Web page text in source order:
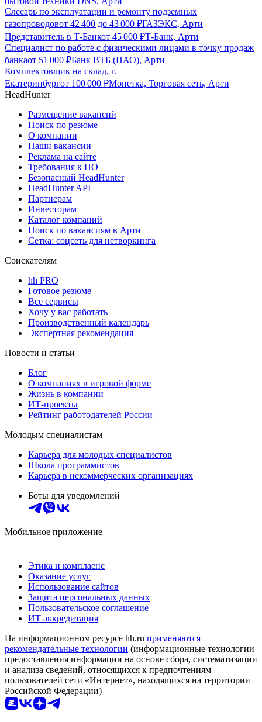
Слесарь по эксплуатации и ремонту подземных
газопроводовот 42 400 до 43 000 ₽ГАЗЭКС, Арти
Представитель в Т-Банкот 45 000 ₽Т-Банк, Арти
Специалист по работе с физическими лицами в точку продаж
банкаот 51 000 ₽Банк ВТБ (ПАО), Арти
Комплектовщик на склад, г.
Екатеринбургот 100 000 ₽Монетка, Торговая сеть, Арти
HeadHunter
Размещение вакансий
Поиск по резюме
О компании
Наши вакансии
Реклама на сайте
Требования к ПО
Безопасный HeadHunter
HeadHunter API
Партнерам
Инвесторам
Каталог компаний
Поиск по вакансиям в Арти
Сетка: соцсеть для нетворкинга
Соискателям
hh PRO
Готовое резюме
Все сервисы
Хочу у вас работать
Производственный календарь
Экспертная рекомендация
Новости и статьи
Блог
О компаниях в игровой форме
Жизнь в компании
ИТ-проекты
Рейтинг работодателей России
Молодым специалистам
Карьера для молодых специалистов
Школа программистов
Карьера в некоммерческих организациях
Боты для уведомлений
Мобильное приложение
Этика и комплаенс
Оказание услуг
Использование сайтов
Защита персональных данных
Пользовательское соглашение
ИТ аккредитация
На информационном ресурсе hh.ru применяются
рекомендательные технологии (информационные технологии
предоставления информации на основе сбора, систематизации
и анализа сведений, относящихся к предпочтениям
пользователей сети «Интернет», находящихся на территории
Российской Федерации)